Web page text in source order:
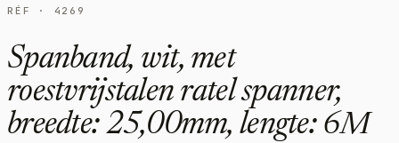
RÉF · 4269
Spanband, wit, met
roestvrijstalen ratel spanner,
breedte: 25,00mm, lengte: 6M